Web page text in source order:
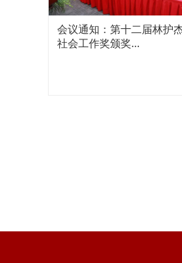
会议通知：第十二届林护
社会工作奖颁奖...